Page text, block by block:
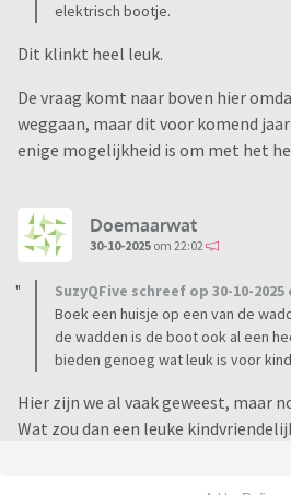
elektrisch bootje.
Dit klinkt heel leuk.
De vraag komt naar boven hier
weggaan, maar dit voor komend
enige mogelijkheid is om met het
Doemaarwat
30-10-2025 om 22:02
SuzyQFive schreef op 30-10-2025
Boek een huisje op een van de
de wadden is de boot ook al een
bieden genoeg wat leuk is voor
Hier zijn we al vaak geweest, maar
Wat zou dan een leuke